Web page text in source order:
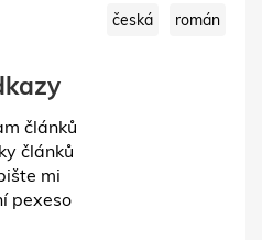
česká román
článků
článků
mi
pexeso